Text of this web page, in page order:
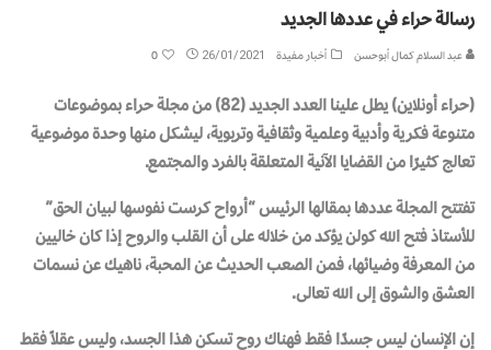
رسالة حراء في عددها الجديد
عبد السلام كمال أبوحسن أخبار مفيدة 26/01/2021
0
(حراء أونلاين) يطل علينا العدد الجديد (82) من مجلة حراء بموضوعات
متنوعة فكرية وأدبية وعلمية وثقافية وتربوية، ليشكل منها وحدة موضوعية
تعالج كثيرًا من القضايا الآنية المتعلقة بالفرد والمجتمع.
تفتتح المجلة عددها بمقالها الرئيس “أرواح كرست نفوسها لبيان الحق”
للأستاذ فتح الله كولن يؤكد من خلاله على أن القلب والروح إذا كان خاليين
من المعرفة وضيائها، فمن الصعب الحديث عن المحبة، ناهيك عن نسمات
العشق والشوق إلى الله تعالى.
إن الإنسان ليس جسدًا فقط فهناك روح تسكن هذا الجسد، وليس عقلاً فقط